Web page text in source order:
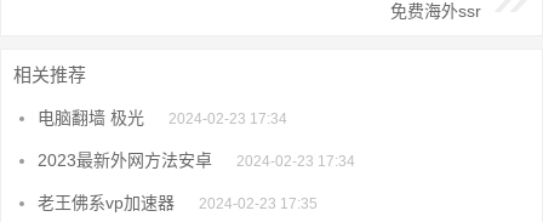
免费海外ssr
相关推荐
电脑翻墙 极光 2024-02-23 17:34
2023最新外网方法安卓 2024-02-23 17:34
老王佛系vp加速器 2024-02-23 17:35